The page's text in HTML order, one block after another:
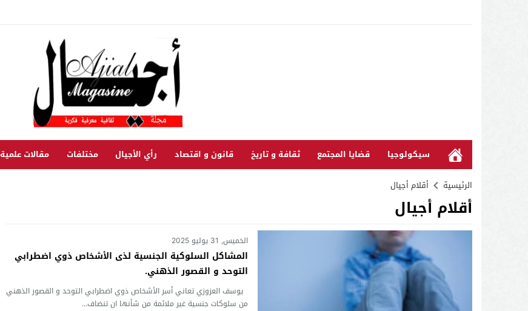
سيكولوجيا قضايا المجتمع ثقافة و تاريخ قانون و اقتصاد رأي الأجيال مختلفات مقالات علمية
الرئيسية أقلام أجيال
أقلام أجيال
الخميس, 31 يوليو 2025
المشاكل السلوكية الجنسية لذى الأشخاص ذوي اضطرابي
التوحد و القصور الذهني.
يوسف العزوزي تعاني أسر الأشخاص ذوي اضطرابي التوحد و القصور الذهني
من سلوكات جنسية غير ملائمة من شأنها ان تنضاف...